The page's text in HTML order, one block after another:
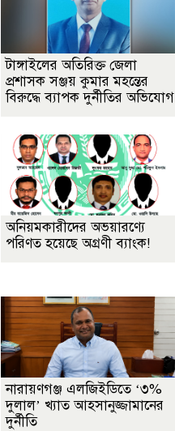
টাঙ্গাইলের অতিরিক্ত জেলা
প্রশাসক সঞ্জয় কুমার মহন্তের
বিরুদ্ধে ব্যাপক দুর্নীতির অভিযোগ
অনিয়মকারীদের অভয়ারণ্যে
পরিণত হয়েছে অগ্রণী ব্যাংক!
নারায়ণগঞ্জ এলজিইডিতে ‘৩%
দুলাল’ খ্যাত আহসানুজ্জামানের
দুর্নীতি